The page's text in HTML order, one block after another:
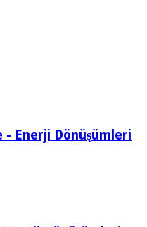
- Enerji Dönüşümleri